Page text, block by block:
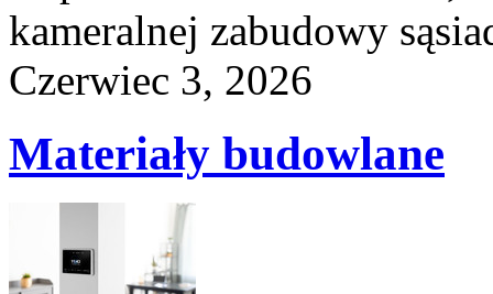
kameralnej zabudowy
Czerwiec 3, 2026
Materiały budowlane